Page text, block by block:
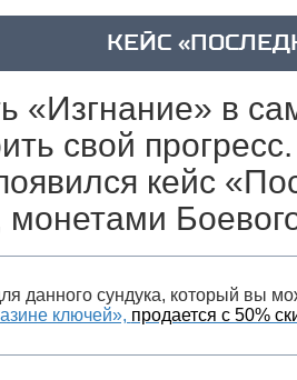
КЕЙС
«Изгнание» в
свой
кейс
данного сундука, который вы
ключей», продается с 50%